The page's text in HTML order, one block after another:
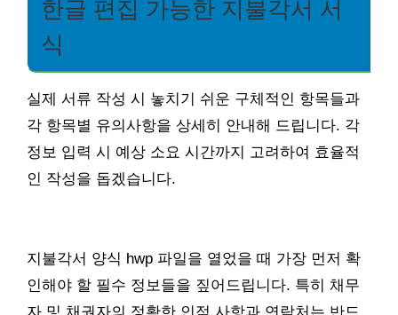
한글 편집 가능한 지불각서 서
식
실제 서류 작성 시 놓치기 쉬운 구체적인 항목들과
각 항목별 유의사항을 상세히 안내해 드립니다. 각
정보 입력 시 예상 소요 시간까지 고려하여 효율적
인 작성을 돕겠습니다.
지불각서 양식 hwp 파일을 열었을 때 가장 먼저 확
인해야 할 필수 정보들을 짚어드립니다. 특히 채무